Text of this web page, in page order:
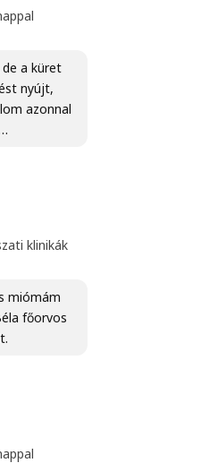
a küret
nyújt,
azonnal
klinikák
miómám
főorvos